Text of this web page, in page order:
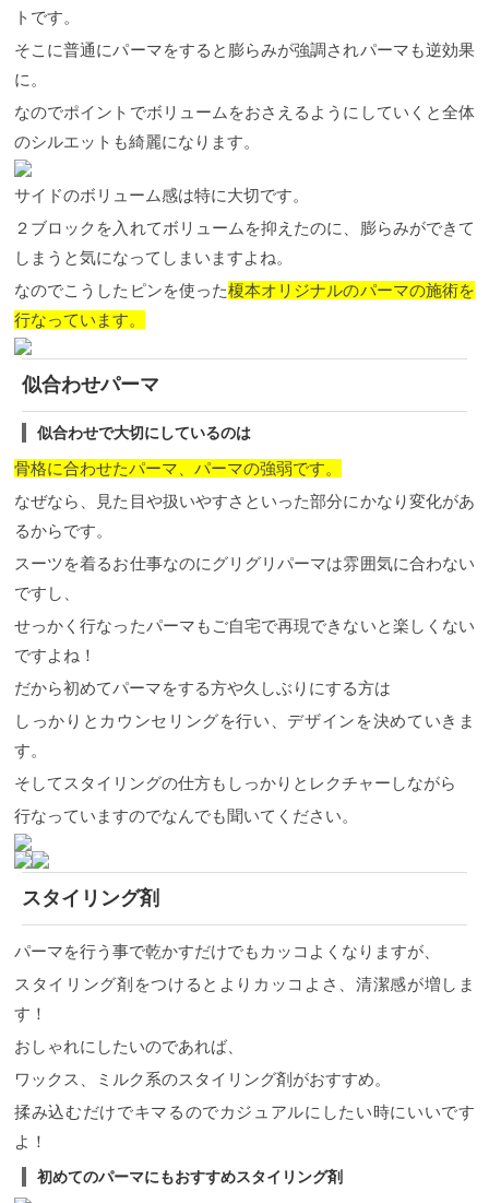
トです。
そこに普通にパーマをすると膨らみが強調されパーマも逆効果
に。
なのでポイントでボリュームをおさえるようにしていくと全体
のシルエットも綺麗になります。
サイドのボリューム感は特に大切です。
２ブロックを入れてボリュームを抑えたのに、膨らみができて
しまうと気になってしまいますよね。
なのでこうしたピンを使った榎本オリジナルのパーマの施術を
行なっています。
似合わせパーマ
似合わせで大切にしているのは
骨格に合わせたパーマ、パーマの強弱です。
なぜなら、見た目や扱いやすさといった部分にかなり変化があ
るからです。
スーツを着るお仕事なのにグリグリパーマは雰囲気に合わない
ですし、
せっかく行なったパーマもご自宅で再現できないと楽しくない
ですよね！
だから初めてパーマをする方や久しぶりにする方は
しっかりとカウンセリングを行い、デザインを決めていきま
す。
そしてスタイリングの仕方もしっかりとレクチャーしながら
行なっていますのでなんでも聞いてください。
スタイリング剤
パーマを行う事で乾かすだけでもカッコよくなりますが、
スタイリング剤をつけるとよりカッコよさ、清潔感が増しま
す！
おしゃれにしたいのであれば、
ワックス、ミルク系のスタイリング剤がおすすめ。
揉み込むだけでキマるのでカジュアルにしたい時にいいです
よ！
初めてのパーマにもおすすめスタイリング剤